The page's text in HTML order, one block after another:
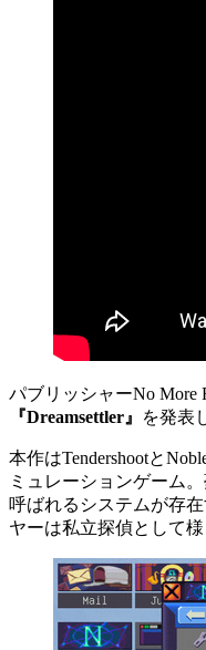
パブリッシャーNo More
『Dreamsettler』
を発表
本作はTendershootと
ミュレーションゲーム
呼ばれるシステムが存
ヤーは私立探偵として